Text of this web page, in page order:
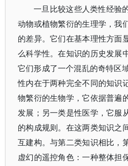
一旦比较这些人类性经验
动物或植物繁衍的生理学，我
的差异。它们在基本理性方面
么科学性。在知识的历史发展
它们形成了一个混乱的奇特区
性内在于两种完全不同的知识
物繁衍的生物学，它依据普遍
发展；另一类是性医学，它服
的构成规则。在这两类知识之
互建构。与第二类知识相比，
虚幻的遥控角色：一种整体担